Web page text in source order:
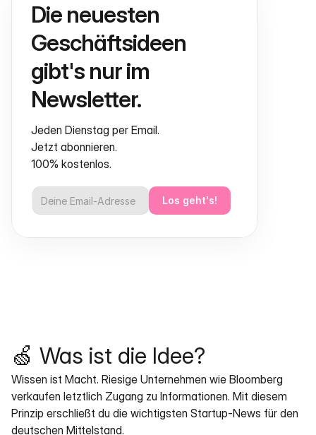
🍏 Was ist die Idee?
Wissen ist Macht. Riesige Unternehmen wie Bloomberg
verkaufen letztlich Zugang zu Informationen. Mit diesem
Prinzip erschließt du die wichtigsten Startup-News für den
deutschen Mittelstand.
Die neuesten
Geschäftsideen
gibt's nur im
Newsletter.
Jeden Dienstag per Email.
Jetzt abonnieren.
100% kostenlos.
Los geht's!